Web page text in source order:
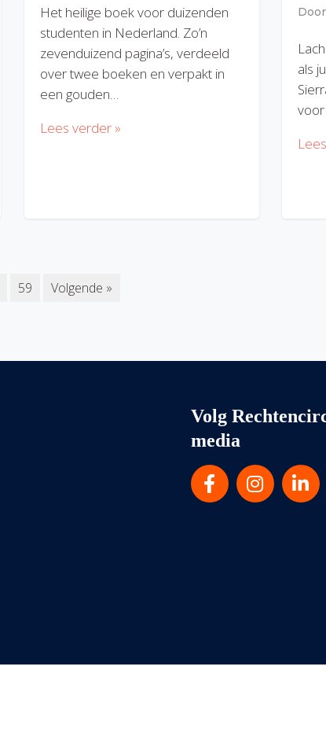
Het heilige boek voor duizenden
studenten in Nederland. Zo’n
zevenduizend pagina’s, verdeeld
over twee boeken en verpakt in
een gouden…
Lees verder »
Door
als
59 Volgende »
Volg
media